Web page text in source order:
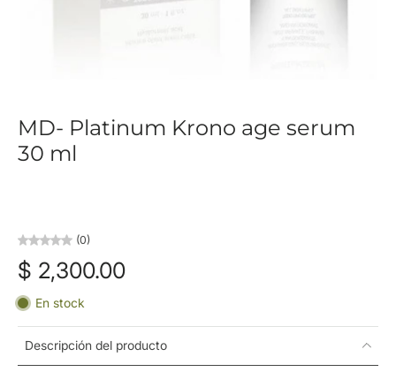
MD- Platinum Krono age serum
30 ml
(0)
$ 2,300.00
En stock
Descripción del producto